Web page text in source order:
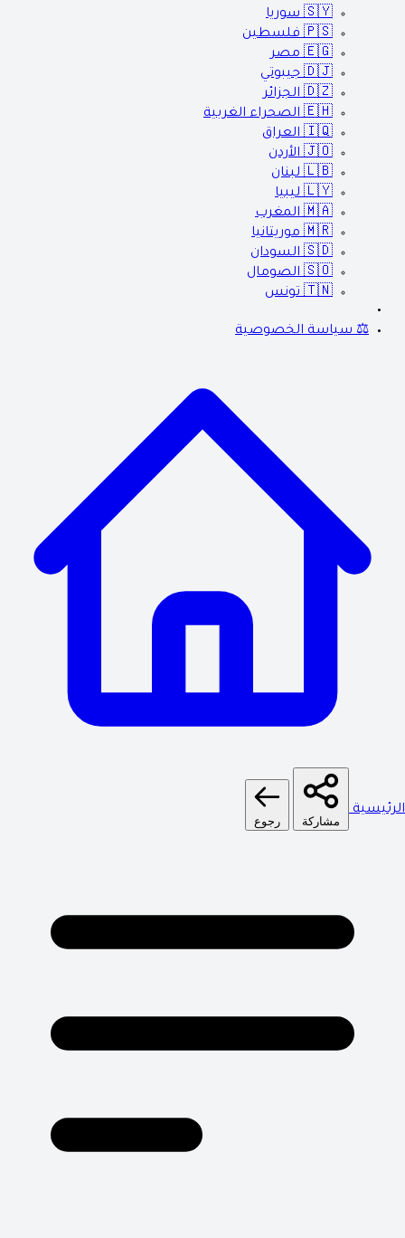
🇸🇾 سوريا
🇵🇸 فلسطين
🇪🇬 مصر
🇩🇯 جيبوتي
🇩🇿 الجزائر
🇪🇭 الصحراء الغربية
🇮🇶 العراق
🇯🇴 الأردن
🇱🇧 لبنان
🇱🇾 ليبيا
🇲🇦 المغرب
🇲🇷 موريتانيا
🇸🇩 السودان
🇸🇴 الصومال
🇹🇳 تونس
⚖️ سياسة الخصوصية
الرئيسية
مشاركة رجوع